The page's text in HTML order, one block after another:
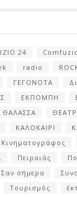
24
radio
ΓΕΓΟΝΟΤΑ
ΕΚΠΟΜΠΗ
ΘΑΛΑΣΣΑ
ΚΑΛΟΚΑΙΡΙ
Κινηματογράφος
Πειραιάς
Σαν σήμερα
Τουρισμός